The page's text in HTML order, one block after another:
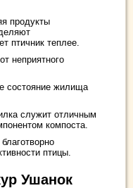
продукты
птичник теплее.
неприятного
состояние жилища
служит отличным
компоста.
птицы.
Ушанок